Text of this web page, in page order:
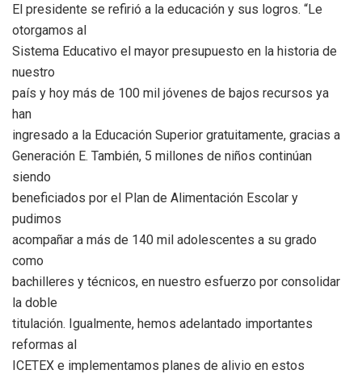
El presidente se refirió a la educación y sus logros. “Le
otorgamos al
Sistema Educativo el mayor presupuesto en la historia de
nuestro
país y hoy más de 100 mil jóvenes de bajos recursos ya
han
ingresado a la Educación Superior gratuitamente, gracias a
Generación E. También, 5 millones de niños continúan
siendo
beneficiados por el Plan de Alimentación Escolar y
pudimos
acompañar a más de 140 mil adolescentes a su grado
como
bachilleres y técnicos, en nuestro esfuerzo por consolidar
la doble
titulación. Igualmente, hemos adelantado importantes
reformas al
ICETEX e implementamos planes de alivio en estos